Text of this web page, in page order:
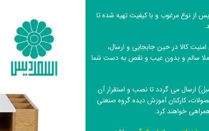
از نوع مرغوب و با کیفیت تهیه شده تا
کالا در حین جابجایی و ارسال،
سالم و بدون عیب و نقص به دست شما
ارسال می گردد تا نصب و استقرار آن
کارکنان آموزش دیدهگروه صنعتی
خواهند کرد.